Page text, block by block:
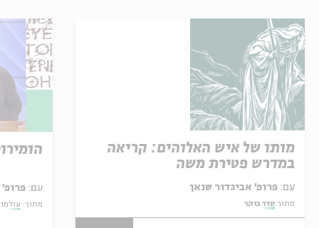
מותו של איש האלוהים: קריאה
במדרש פטירת משה
עם:
מתוך:סדר בוקר
עם:
מתוך: